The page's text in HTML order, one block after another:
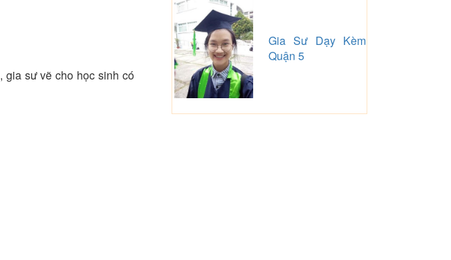
, gia sư vẽ cho học sinh có
Gia Sư Dạy Kèm
Quận 5